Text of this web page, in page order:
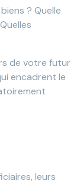
? Quelle
de votre futur
encadrent le
leurs